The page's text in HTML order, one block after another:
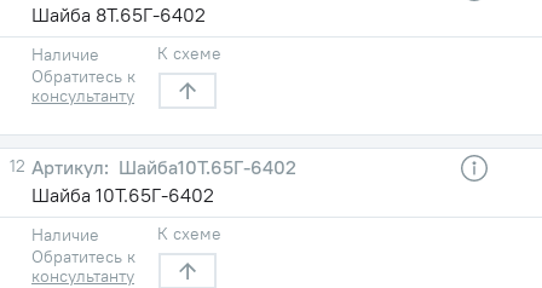
Шайба 8Т.65Г-6402
Наличие
Обратитесь к
консультанту
К схеме
12
Шайба10Т.65Г-6402
Шайба 10Т.65Г-6402
Наличие
Обратитесь к
консультанту
К схеме